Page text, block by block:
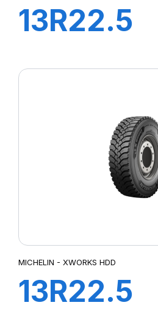
13R22.5
MICHELIN - XWORKS HDD
13R22.5